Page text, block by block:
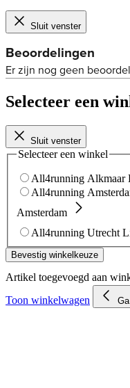
Sluit venster
Selecteer een
Sluit venster
Selecteer een winkel
All4running Alkmaar
All4running
Amsterdam
All4running Utrecht
Bevestig winkelkeuze
Artikel toegevoegd aan
Toon winkelwagen